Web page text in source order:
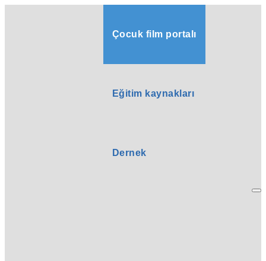
Çocuk film portalı
Eğitim kaynakları
Dernek